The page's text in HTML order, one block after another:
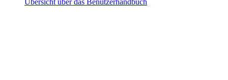
Übersicht über das Benutzerhandbuch